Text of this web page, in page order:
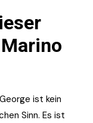
ist kein
Sinn. Es ist